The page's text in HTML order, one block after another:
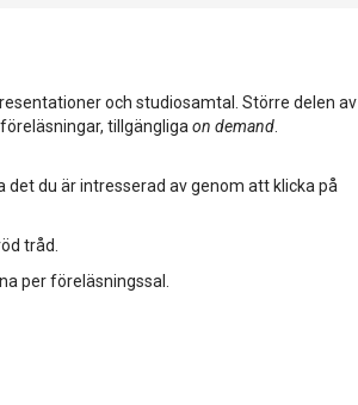
och studiosamtal. Större delen av
tillgängliga on demand
du är intresserad av genom att klicka på
tråd.
per föreläsningssal.